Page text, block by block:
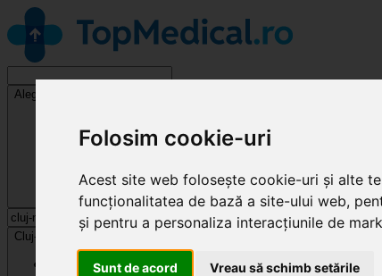
Folosim cookie-uri
Acest site web folosește cookie-uri și alte
funcționalitatea de bază a site-ului web,
și pentru a personaliza interacțiunile de
Sunt de acord Vreau să schimb setările
Alege o specialitate
Cluj-Napoca